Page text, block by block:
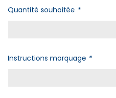
Quantité souhaitée *
Instructions marquage *